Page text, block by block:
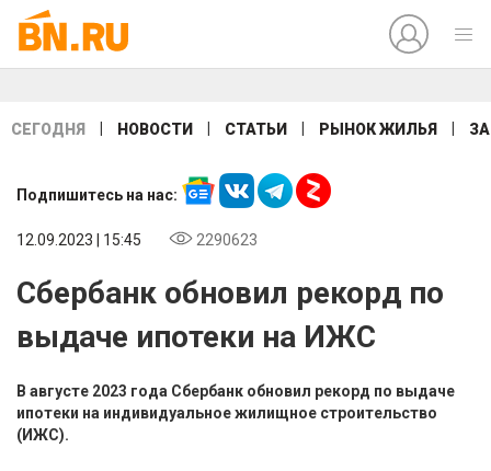
СЕГОДНЯ НОВОСТИ СТАТЬИ РЫНОК ЖИЛЬЯ
Подпишитесь на нас:
12.09.2023 | 15:45 2290623
Сбербанк обновил рекорд по
выдаче ипотеки на ИЖС
В августе 2023 года Сбербанк обновил рекорд по выдаче
ипотеки на индивидуальное жилищное строительство
(ИЖС).